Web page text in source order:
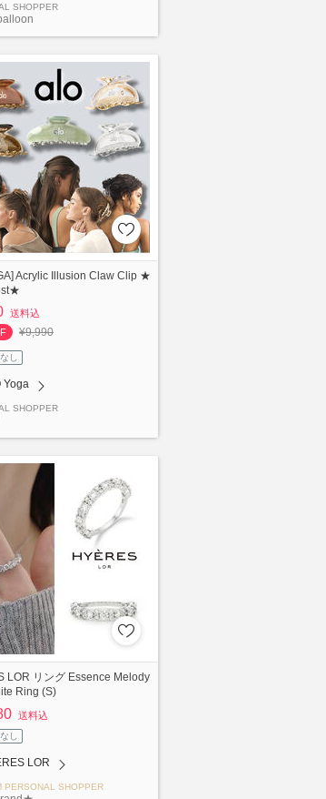
SHOPPER
Acrylic Illusion Claw Clip ★
送料込
¥9,990
し
Yoga
SHOPPER
LOR リング Essence Melody
Ring (S)
送料込
し
LOR
PERSONAL SHOPPER